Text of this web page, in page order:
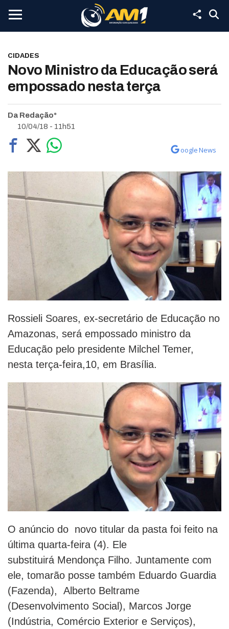
CIDADES
Novo Ministro da Educação será
empossado nesta terça
Da Redação*
10/04/18 - 11h51
oogle News
Rossieli Soares, ex-secretário de Educação no
Amazonas, será empossado ministro da
Educação pelo presidente Milchel Temer,
nesta terça-feira,10, em Brasília.
O anúncio do novo titular da pasta foi feito na
última quarta-feira (4). Ele
substituirá Mendonça Filho. Juntamente com
ele, tomarão posse também Eduardo Guardia
(Fazenda), Alberto Beltrame
(Desenvolvimento Social), Marcos Jorge
(Indústria, Comércio Exterior e Serviços),